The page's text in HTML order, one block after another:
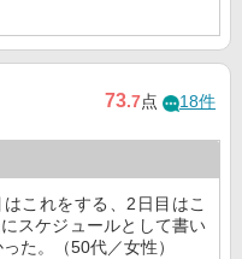
73.7点 18件
これをする、2日目はこ
スケジュールとして書い
た。（50代／女性）